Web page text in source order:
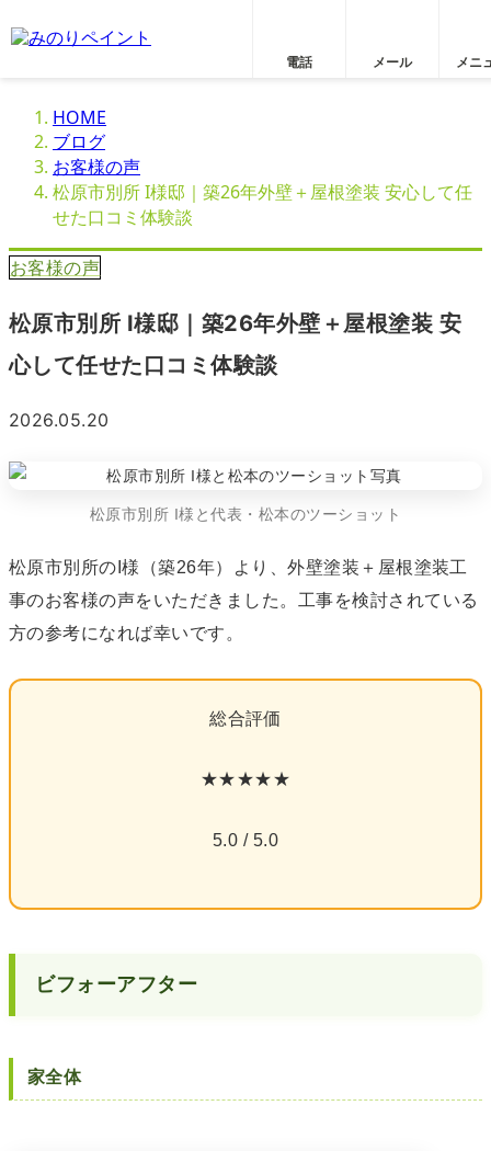
電話 メール メニ
HOME
ブログ
お客様の声
松原市別所 I様邸｜築26年外壁＋屋根塗装 安心して任
せた口コミ体験談
お客様の声
松原市別所 I様邸｜築26年外壁＋屋根塗装 安
心して任せた口コミ体験談
2026.05.20
松原市別所 I様と代表・松本のツーショット
松原市別所のI様（築26年）より、外壁塗装＋屋根塗装工
事のお客様の声をいただきました。工事を検討されている
方の参考になれば幸いです。
総合評価
★★★★★
5.0 / 5.0
ビフォーアフター
家全体